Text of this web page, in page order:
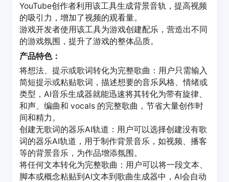
YouTube创作者利用该工具生成背景音轨，提高视频
的吸引力，增加了视频的观看量。
游戏开发者使用该工具为游戏创建配乐，营造出不同
的游戏氛围，提升了游戏的整体品质。
产品特色：
将想法、提示或歌词转化为完整歌曲：用户只需输入
简短提示或粘贴歌词，描述想要的音乐风格、情绪或
类型，AI音乐生成器就能迅速将其转化为带有旋律、
和声、编曲和 vocals 的完整歌曲，节省大量创作时
间和精力。
创建无歌词的器乐AI轨道：用户可以选择创建没有歌
词的器乐AI轨道，用于制作背景音乐，如视频、播客
等的背景音乐，为作品增添氛围。
将任何文本转化为完整歌曲：用户可以将一段文本、
脚本或概念粘贴到AI文本到歌曲生成器中，AI会自动